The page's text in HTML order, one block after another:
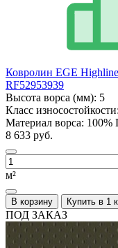
Ковролин EGE
RF52953939
Высота ворса (мм): 5
Класс износостойкости:
Материал ворса:
8 633 руб.
м²
В корзину Купить в 1
ПОД ЗАКАЗ